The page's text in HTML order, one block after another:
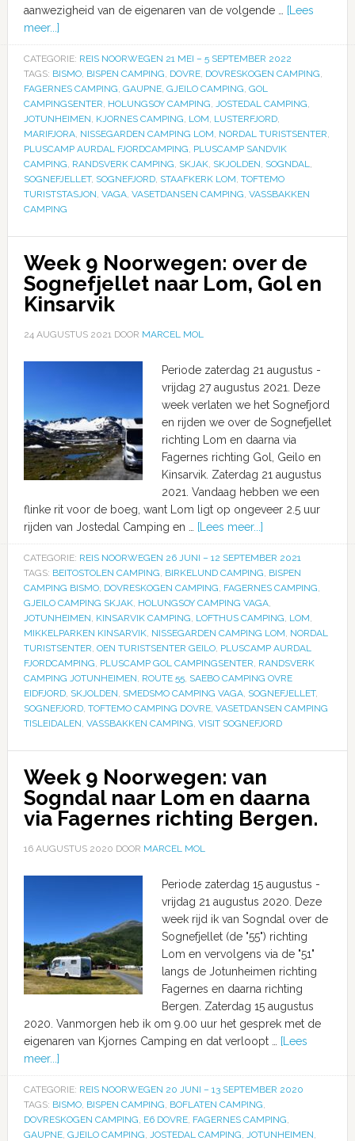
aanwezigheid van de eigenaren van de volgende …
[Lees
meer...]
CATEGORIE: REIS NOORWEGEN 21 MEI – 5 SEPTEMBER 2022
TAGS: BISMO, BISPEN CAMPING, DOVRE, DOVRESKOGEN CAMPING,
FAGERNES CAMPING, GAUPNE, GJEILO CAMPING, GOL
CAMPINGSENTER, HOLUNGSOY CAMPING, JOSTEDAL CAMPING,
JOTUNHEIMEN, KJORNES CAMPING, LOM, LUSTERFJORD,
MARIFJORA, NISSEGARDEN CAMPING LOM, NORDAL TURISTSENTER,
PLUSCAMP AURDAL FJORDCAMPING, PLUSCAMP SANDVIK
CAMPING, RANDSVERK CAMPING, SKJAK, SKJOLDEN, SOGNDAL,
SOGNEFJELLET, SOGNEFJORD, STAAFKERK LOM, TOFTEMO
TURISTSTASJON, VAGA, VASETDANSEN CAMPING, VASSBAKKEN
CAMPING
Week 9 Noorwegen: over de
Sognefjellet naar Lom, Gol en
Kinsarvik
24 AUGUSTUS 2021DOOR MARCEL MOL
Periode zaterdag 21 augustus -
vrijdag 27 augustus 2021. Deze
week verlaten we het Sognefjord
en rijden we over de Sognefjellet
richting Lom en daarna via
Fagernes richting Gol, Geilo en
Kinsarvik. Zaterdag 21 augustus
2021. Vandaag hebben we een
flinke rit voor de boeg, want Lom ligt op ongeveer 2.5 uur
rijden van Jostedal Camping en …
[Lees meer...]
CATEGORIE: REIS NOORWEGEN 26 JUNI – 12 SEPTEMBER 2021
TAGS: BEITOSTOLEN CAMPING, BIRKELUND CAMPING, BISPEN
CAMPING BISMO, DOVRESKOGEN CAMPING, FAGERNES CAMPING,
GJEILO CAMPING SKJAK, HOLUNGSOY CAMPING VAGA,
JOTUNHEIMEN, KINSARVIK CAMPING, LOFTHUS CAMPING, LOM,
MIKKELPARKEN KINSARVIK, NISSEGARDEN CAMPING LOM, NORDAL
TURISTSENTER, OEN TURISTSENTER GEILO, PLUSCAMP AURDAL
FJORDCAMPING, PLUSCAMP GOL CAMPINGSENTER, RANDSVERK
CAMPING JOTUNHEIMEN, ROUTE 55, SAEBO CAMPING OVRE
EIDFJORD, SKJOLDEN, SMEDSMO CAMPING VAGA, SOGNEFJELLET,
SOGNEFJORD, TOFTEMO CAMPING DOVRE, VASETDANSEN CAMPING
TISLEIDALEN, VASSBAKKEN CAMPING, VISIT SOGNEFJORD
Week 9 Noorwegen: van
Sogndal naar Lom en daarna
via Fagernes richting Bergen.
16 AUGUSTUS 2020 DOOR MARCEL MOL
Periode zaterdag 15 augustus -
vrijdag 21 augustus 2020. Deze
week rijd ik van Sogndal over de
Sognefjellet (de "55") richting
Lom en vervolgens via de "51"
langs de Jotunheimen richting
Fagernes en daarna richting
Bergen. Zaterdag 15 augustus
2020. Vanmorgen heb ik om 9.00 uur het gesprek met de
eigenaren van Kjornes Camping en dat verloopt …
[Lees
meer...]
CATEGORIE: REIS NOORWEGEN 20 JUNI – 13 SEPTEMBER 2020
TAGS: BISMO, BISPEN CAMPING, BOFLATEN CAMPING,
DOVRESKOGEN CAMPING, E6 DOVRE, FAGERNES CAMPING,
GAUPNE, GJEILO CAMPING, JOSTEDAL CAMPING, JOTUNHEIMEN,